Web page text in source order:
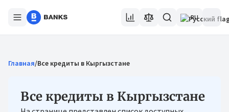
RU
Главная/Все кредиты в Кыргызстане
Все кредиты в Кыргызстане